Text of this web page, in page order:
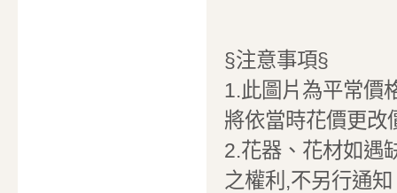
§注意事項§
1.此圖片為平常價
將依當時花價更改
2.花器、花材如遇
之權利,不另行通